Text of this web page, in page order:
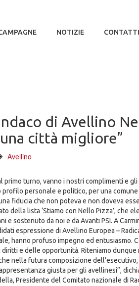
NOTIZIE CONTATTI
di Avellino
città migliore”
Avellino
turno, vanno i nostri complimenti e
personale e politico, per una
fiducia che non poteva e non doveva
della lista ‘Stiamo con Nello Pizza’, che
e sostenuto da noi e da Avanti PSI. A
espressione di Avellino Europea –
hanno profuso impegno ed entusiasmo.
e delle opportunità. Riteniamo dunque
nella futura composizione
giusta per gli avellinesi”,
Presidente del Comitato nazionale di